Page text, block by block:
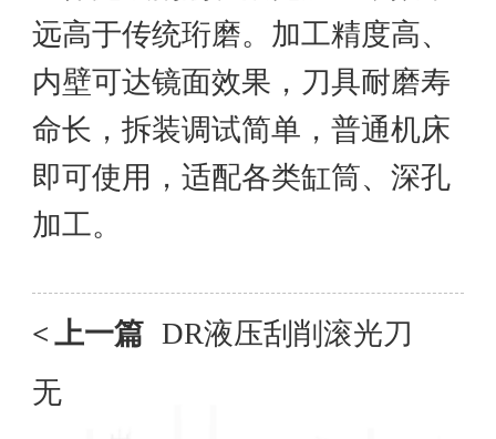
远高于传统珩磨。加工精度高、
内壁可达镜面效果，刀具耐磨寿
命长，拆装调试简单，普通机床
即可使用，适配各类缸筒、深孔
加工。
< 上一篇 DR液压刮削滚光刀
无